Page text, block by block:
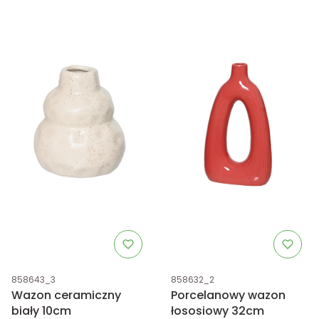
Kod produktu
858643_3
Wazon ceramiczny
biały 10cm
Kod produktu
858632_2
Porcelanowy wazon
łososiowy 32cm